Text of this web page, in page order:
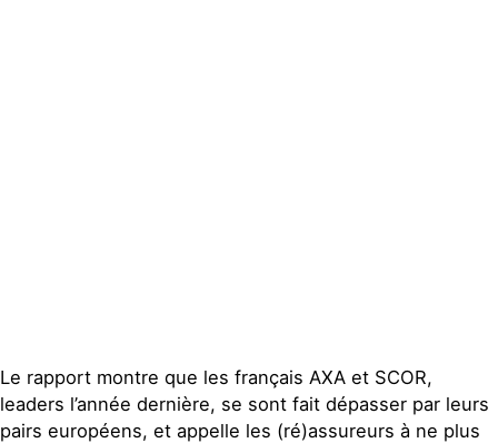
Le rapport montre que les français AXA et SCOR,
leaders l’année dernière, se sont fait dépasser par leurs
pairs européens, et appelle les (ré)assureurs à ne plus